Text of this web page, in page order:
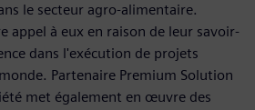
le secteur agro-alimentaire.
appel à eux en raison de leur savoir-
dans l'exécution de projets
Partenaire Premium Solution
met également en œuvre des